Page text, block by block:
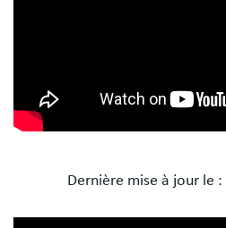
Dernière mise à jour le :